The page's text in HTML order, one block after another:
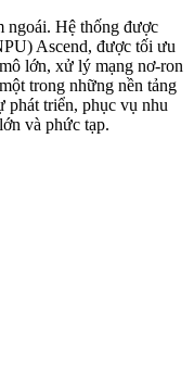
ngoái. Hệ thống được
Ascend, được tối ưu
lớn, xử lý mạng nơ-ron
trong những nền tảng
phát triển, phục vụ nhu
và phức tạp.